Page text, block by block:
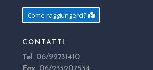
Come raggiungerci?
CONTATTI
Tel . 06/92731410
Fax. 06/233207534